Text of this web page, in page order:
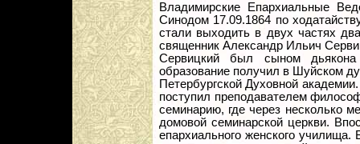
Владимирские Епархиальные
Синодом 17.09.1864 по
стали выходить в двух частях
священник Александр Ильич
Сервицкий был сыном
образование получил в Шуйском
Петербургской Духовной
поступил преподавателем
семинарию, где через несколько
домовой семинарской церкви.
епархиального женского